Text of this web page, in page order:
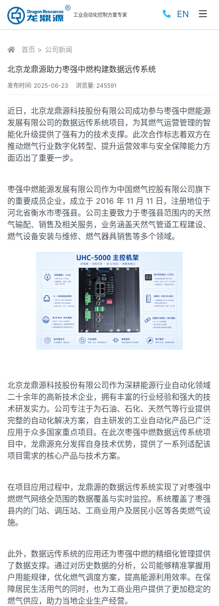
工业自动化控制方案专家 EN
首页 公司新闻
北京龙鼎源助力枣强中燃构建数据远传系统
发布时间: 2025-06-23 浏览量: 245591
近日，北京龙鼎源科技股份有限公司成功参与枣强中燃能源
发展有限公司的数据远传系统项目，为其燃气运营管理的智
能化升级提供了强有力的技术支撑。此次合作标志着双方在
推动燃气行业数字化转型、提升运营效率与安全保障能力方
面迈出了重要一步。
枣强中燃能源发展有限公司作为中国燃气控股有限公司旗下
的重要成员企业，成立于 2016 年 11 月 11 日，注册地位于
河北省衡水市枣强县。公司主要致力于枣强县范围内的天然
气输配、销售及相关服务，业务涵盖天然气管道工程建设、
燃气设备安装与维修、燃气器具销售等多个领域。
北京龙鼎源科技股份有限公司作为深耕能源行业自动化领域
二十余年的高新技术企业，拥有丰富的行业经验和强大的技
术研发实力。公司专注于为石油、石化、天然气等行业提供
完整的自动化解决方案，自主研发的工业自动化产品已广泛
应用于众多国家重点项目。在此次枣强中燃数据远传系统项
目中，龙鼎源充分发挥自身技术优势，提供了一系列适配该
项目需求的核心产品与技术方案。
在项目应用过程中，龙鼎源的数据远传系统实现了对枣强中
燃燃气网络全范围的数据覆盖与实时监控。系统覆盖了枣强
县内的门站、调压站、工商业用户及居民小区等各类燃气设
施。
此外，数据远传系统的应用还为枣强中燃的精细化管理提供
了数据支撑。通过对历史数据的分析，公司能够精准掌握用
户用能规律，优化燃气调度方案，提高能源利用效率。在保
障居民生活用气的同时，也为工商业用户提供了更加稳定的
燃气供应，助力当地企业生产经营。